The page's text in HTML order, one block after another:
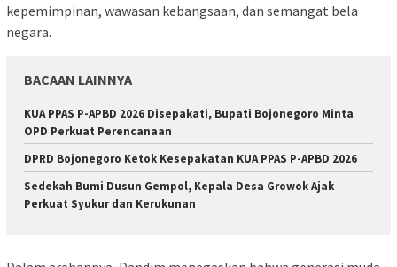
kepemimpinan, wawasan kebangsaan, dan semangat bela
negara.
BACAAN LAINNYA
KUA PPAS P-APBD 2026 Disepakati, Bupati Bojonegoro Minta
OPD Perkuat Perencanaan
DPRD Bojonegoro Ketok Kesepakatan KUA PPAS P-APBD 2026
Sedekah Bumi Dusun Gempol, Kepala Desa Growok Ajak
Perkuat Syukur dan Kerukunan